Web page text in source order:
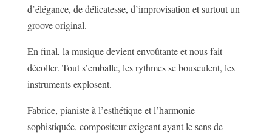
d’élégance, de délicatesse, d’improvisation et surtout un
groove original.
En final, la musique devient envoûtante et nous fait
décoller. Tout s’emballe, les rythmes se bousculent, les
instruments explosent.
Fabrice, pianiste à l’esthétique et l’harmonie
sophistiquée, compositeur exigeant ayant le sens de